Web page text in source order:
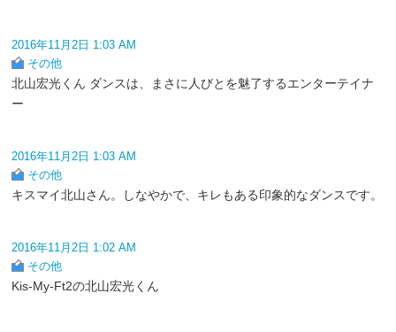
2016年11月2日 1:03 AM
その他
北山宏光くん ダンスは、まさに人びとを魅了するエンターテイナ
ー
2016年11月2日 1:03 AM
その他
キスマイ北山さん。しなやかで、キレもある印象的なダンスです。
2016年11月2日 1:02 AM
その他
Kis-My-Ft2の北山宏光くん